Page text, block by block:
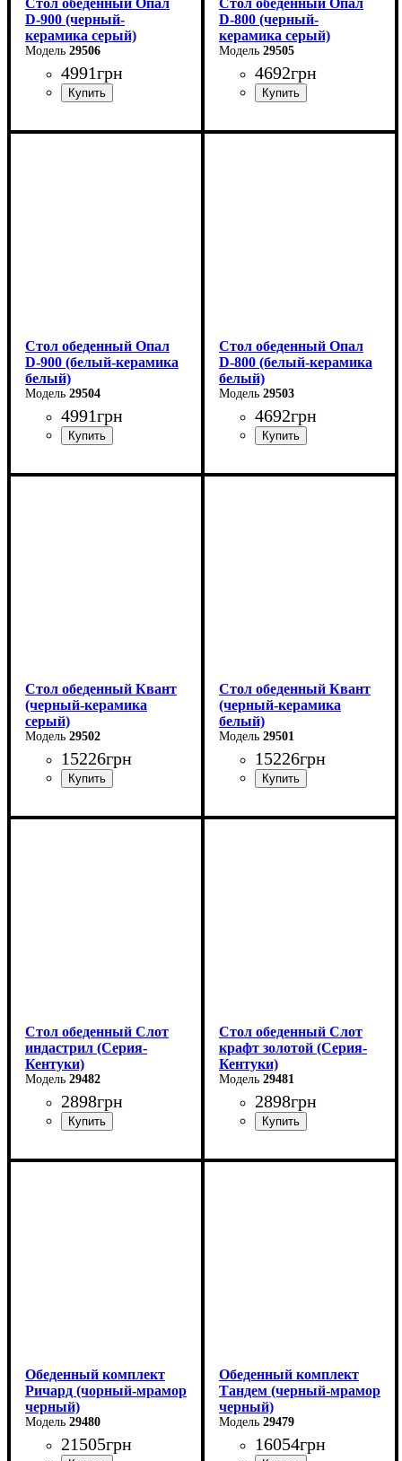
D-900 (черный-
керамика серый)
29506
4991грн
Длина - 90 см
D-800 (черный-
керамика серый)
29505
4692грн
Длина - 80 см
Стол обеденный Опал
D-900 (белый-керамика
белый)
29504
4991грн
Длина - 90 см
Стол обеденный Опал
D-800 (белый-керамика
белый)
29503
4692грн
Длина - 80 см
Стол обеденный Квант
(черный-керамика
серый)
29502
15226грн
Длина - 160 (+60) см
Стол обеденный Квант
(черный-керамика
белый)
29501
15226грн
Длина - 160 (+60) см
Стол обеденный Слот
индастрил (Серия-
Кентуки)
29482
2898грн
Ширина: 80 см
Стол обеденный Слот
крафт золотой (Серия-
Кентуки)
29481
2898грн
Ширина: 80 см
Обеденный комплект
Ричард (чорный-мрамор
черный)
29480
21505грн
Обеденный комплект
Тандем (черный-мрамор
черный)
29479
16054грн